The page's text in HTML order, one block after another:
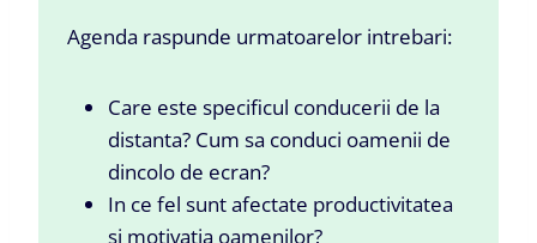
Agenda raspunde urmatoarelor intrebari:
Care este specificul conducerii de la
distanta? Cum sa conduci oamenii de
dincolo de ecran?
In ce fel sunt afectate productivitatea
si motivatia oamenilor?